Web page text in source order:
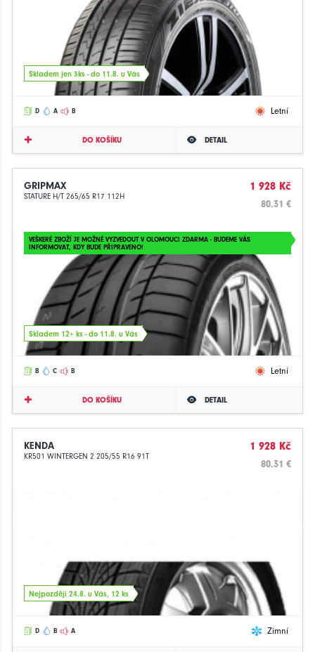
Skladem jen 3ks - do 11.8. u Vás
D A B Letní
DO KOŠÍKU DETAIL
GRIPMAX
STATURE H/T 265/65 R17 112H
1 928 Kč
80.31 €
VEŠKERÉ ZBOŽÍ JE MOŽNÉ VYZVEDOUT V OLOMOUCI ZDARMA - BUDEME VÁS
INFORMOVAT, KDY BUDE PŘIPRAVENO!
Skladem 12+ ks - do 11.8. u Vás
B C B Letní
DO KOŠÍKU DETAIL
KENDA
KR501 WINTERGEN 2 205/55 R16 91T
1 928 Kč
80.31 €
Nejpozději 24.8. u Vás, 12 ks
D B A Zimní